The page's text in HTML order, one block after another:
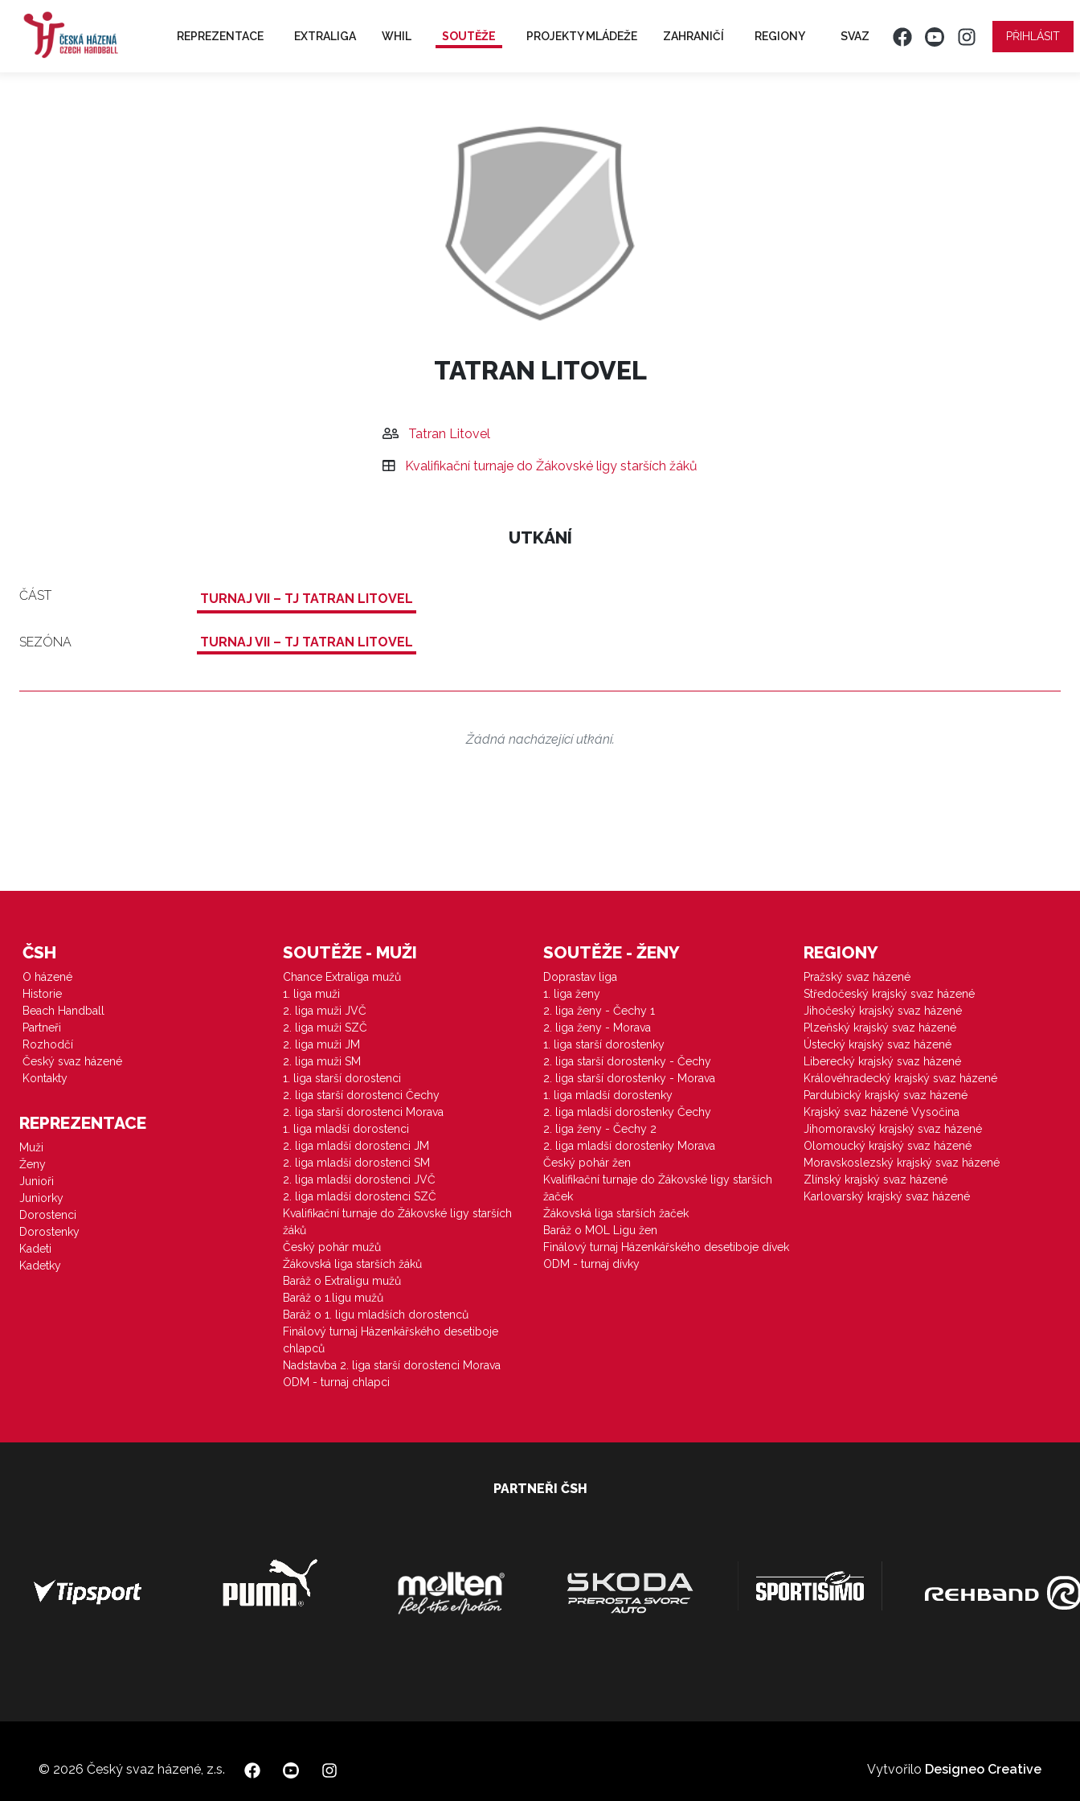
REPREZENTACE EXTRALIGA WHIL SOUTĚŽE PROJEKTY MLÁDEŽE ZAHRANIČÍ REGIONY SVAZ PŘIHLÁSIT
TATRAN LITOVEL
Tatran Litovel
Kvalifikační turnaje do Žákovské ligy starších žáků
UTKÁNÍ
ČÁST TURNAJ VII – TJ TATRAN LITOVEL
SEZÓNA TURNAJ VII – TJ TATRAN LITOVEL
Žádná nacházející utkání.
ČSH
O házené
Historie
Beach Handball
Partneři
Rozhodčí
Český svaz házené
Kontakty
REPREZENTACE
Muži
Ženy
Junioři
Juniorky
Dorostenci
Dorostenky
Kadeti
Kadetky
SOUTĚŽE - MUŽI
Chance Extraliga mužů
1. liga muži
2. liga muži JVČ
2. liga muži SZČ
2. liga muži JM
2. liga muži SM
1. liga starší dorostenci
2. liga starší dorostenci Čechy
2. liga starší dorostenci Morava
1. liga mladší dorostenci
2. liga mladší dorostenci JM
2. liga mladší dorostenci SM
2. liga mladší dorostenci JVČ
2. liga mladší dorostenci SZČ
Kvalifikační turnaje do Žákovské ligy starších
žáků
Český pohár mužů
Žákovská liga starších žáků
Baráž o Extraligu mužů
Baráž o 1.ligu mužů
Baráž o 1. ligu mladších dorostenců
Finálový turnaj Házenkářského desetiboje
chlapců
Nadstavba 2. liga starší dorostenci Morava
ODM - turnaj chlapci
SOUTĚŽE - ŽENY
Doprastav liga
1. liga ženy
2. liga ženy - Čechy 1
2. liga ženy - Morava
1. liga starší dorostenky
2. liga starší dorostenky - Čechy
2. liga starší dorostenky - Morava
1. liga mladší dorostenky
2. liga mladší dorostenky Čechy
2. liga ženy - Čechy 2
2. liga mladší dorostenky Morava
Český pohár žen
Kvalifikační turnaje do Žákovské ligy starších
žaček
Žákovská liga starších žaček
Baráž o MOL Ligu žen
Finálový turnaj Házenkářského desetiboje dívek
ODM - turnaj dívky
REGIONY
Pražský svaz házené
Středočeský krajský svaz házené
Jihočeský krajský svaz házené
Plzeňský krajský svaz házené
Ústecký krajský svaz házené
Liberecký krajský svaz házené
Královéhradecký krajský svaz házené
Pardubický krajský svaz házené
Krajský svaz házené Vysočina
Jihomoravský krajský svaz házené
Olomoucký krajský svaz házené
Moravskoslezský krajský svaz házené
Zlínský krajský svaz házené
Karlovarský krajský svaz házené
PARTNEŘI ČSH
© 2026 Český svaz házené, z.s. Vytvořilo Designeo Creative